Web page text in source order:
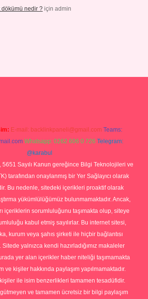
nedir ? için admin
E-mail: backlinkpaneli@gmail.com Teams:
Whatsapp: 0262 606 0 726 Telegram:
@karabul
5651 Sayılı Kanun gereğince Bilgi Teknolojileri ve
tarafından onaylanmış bir Yer Sağlayıcı olarak
Bu nedenle, sitedeki içerikleri proaktif olarak
yükümlülüğümüz bulunmamaktadır. Ancak,
içeriklerin sorumluluğunu taşımakta olup, siteye
kabul etmiş sayılırlar. Bu internet sitesi,
kurum veya şahıs şirketi ile hiçbir bağlantısı
Sitede yalnızca kendi hazırladığımız makaleler
yer alan içerikler haber niteliği taşımamakta
ve kişiler hakkında paylaşım yapılmamaktadır.
ile isim benzerlikleri tamamen tesadüfidir.
ve tamamen ücretsiz bir bilgi paylaşım